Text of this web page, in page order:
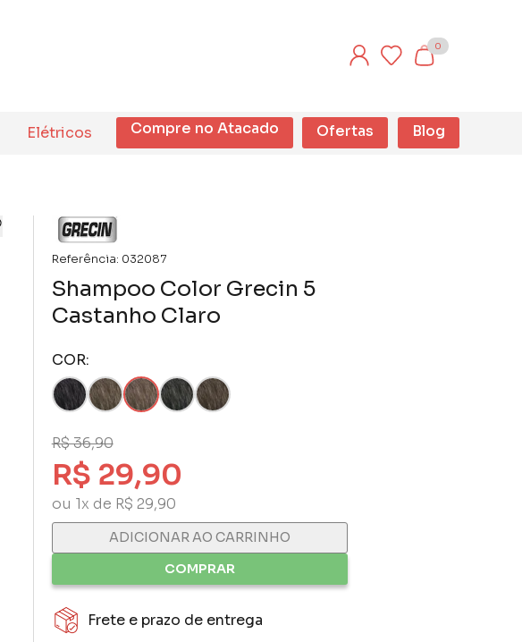
0
Elétricos Compre no Atacado Ofertas Blog
Referência: 032087
Shampoo Color Grecin 5
Castanho Claro
COR:
R$ 36,90
R$ 29,90
ou 1x de R$ 29,90
ADICIONAR AO CARRINHO
COMPRAR
Frete e prazo de entrega